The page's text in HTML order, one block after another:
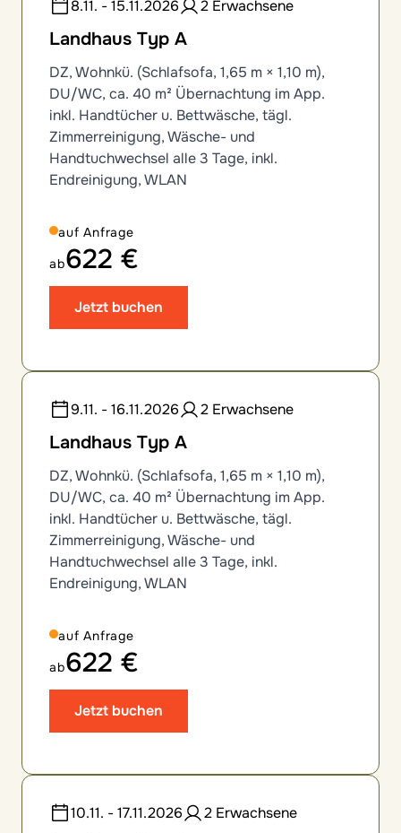
8.11. - 15.11.2026 2 Erwachsene
Landhaus Typ A
DZ, Wohnkü. (Schlafsofa, 1,65 m × 1,10 m),
DU/WC, ca. 40 m² Übernachtung im App.
inkl. Handtücher u. Bettwäsche, tägl.
Zimmerreinigung, Wäsche- und
Handtuchwechsel alle 3 Tage, inkl.
Endreinigung, WLAN
auf Anfrage
ab622 €
Jetzt buchen
9.11. - 16.11.2026 2 Erwachsene
Landhaus Typ A
DZ, Wohnkü. (Schlafsofa, 1,65 m × 1,10 m),
DU/WC, ca. 40 m² Übernachtung im App.
inkl. Handtücher u. Bettwäsche, tägl.
Zimmerreinigung, Wäsche- und
Handtuchwechsel alle 3 Tage, inkl.
Endreinigung, WLAN
auf Anfrage
ab622 €
Jetzt buchen
10.11. - 17.11.2026 2 Erwachsene